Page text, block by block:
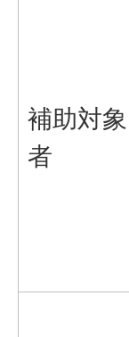
補助対象
者